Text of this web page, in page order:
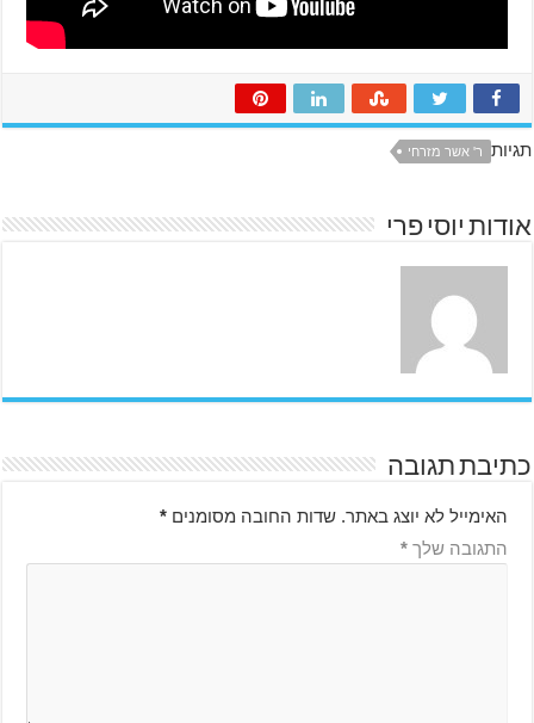
תגיות ר' אשר מזרחי
אודות יוסי פרי
כתיבת תגובה
האימייל לא יוצג באתר. שדות החובה מסומנים*
התגובה שלך*